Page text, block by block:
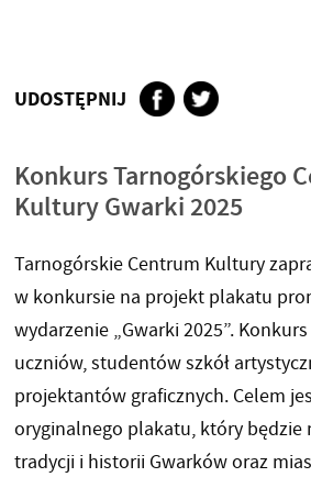
UDOSTĘPNIJ
Konkurs Tarnogórskiego
Kultury Gwarki 2025
Tarnogórskie Centrum Kultury
w konkursie na projekt plakatu
wydarzenie „Gwarki 2025”.
uczniów, studentów szkół
projektantów graficznych. Celem
oryginalnego plakatu, który będzie
tradycji i historii Gwarków oraz